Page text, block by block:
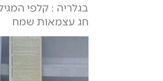
בגלריה : קלפי
חג עצמאות שמח